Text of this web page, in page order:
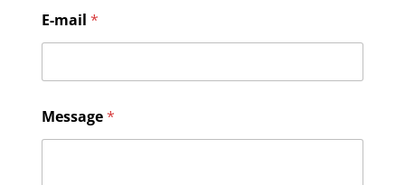
o
m
e
s
a
g
E-mail *
Message*